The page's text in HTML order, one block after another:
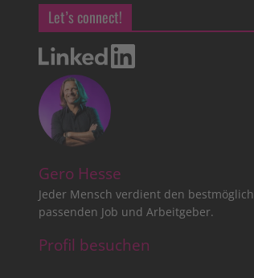
Let’s connect!
Gero Hesse
Jeder Mensch verdient den bestmöglich
passenden Job und Arbeitgeber.
Profil besuchen